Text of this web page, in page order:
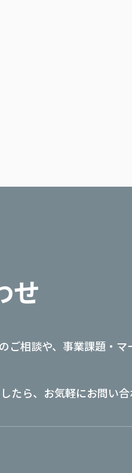
せ
ご相談や、事業課題・マ
たら、お気軽にお問い合